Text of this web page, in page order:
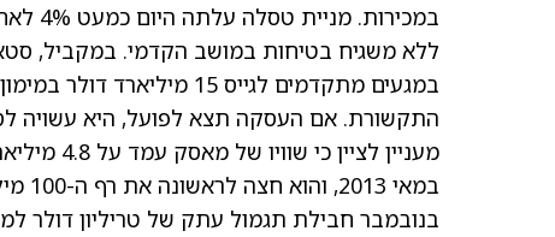
התקשורת. אם העסקה תצא לפועל, היא עשויה
מעניין לציין כי שוויו של מאסק עמד על 4.8 מיליארד דולר כאשר נכלל לראשונה ב
בנובמבר חבילת תגמול עתק של טריליון דולר